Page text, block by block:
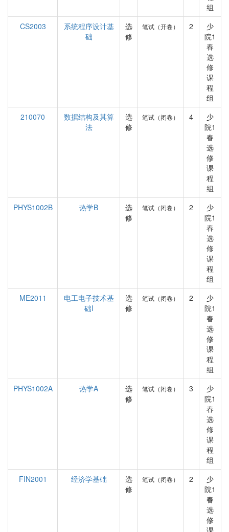
组
CS2003
系统程序设计基
础
选
修
笔试（开卷） 2
少
院1
春
选
修
课
程
组
210070
数据结构及其算
法
选
修
笔试（闭卷） 4
少
院1
春
选
修
课
程
组
PHYS1002B
热学B
选
修
笔试（闭卷） 2
少
院1
春
选
修
课
程
组
ME2011
电工电子技术基
础I
选
修
笔试（闭卷） 2
少
院1
春
选
修
课
程
组
PHYS1002A
热学A
选
修
笔试（闭卷） 3
少
院1
春
选
修
课
程
组
FIN2001
经济学基础
选
修
笔试（闭卷） 2
少
院1
春
选
修
课